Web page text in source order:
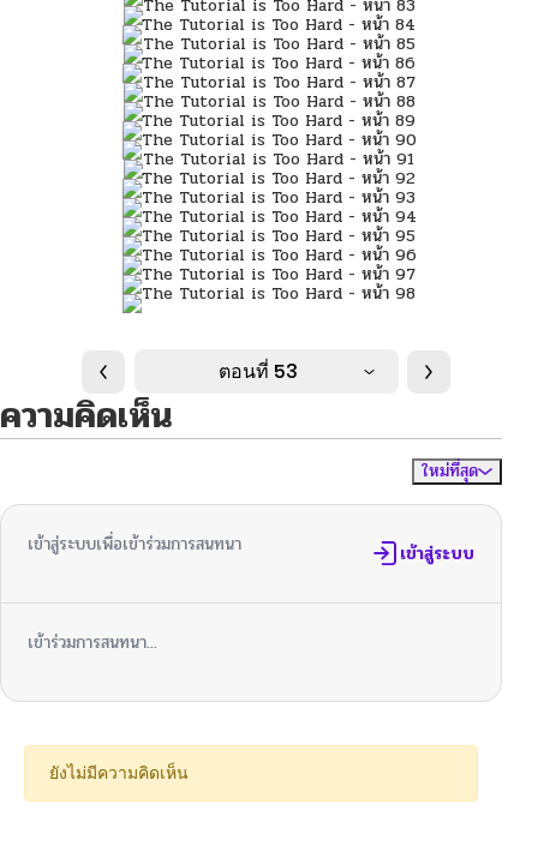
ตอนที่ 53
ความคิดเห็น
ใหม่ที่สุด
เข้าสู่ระบบเพื่อเข้าร่วมการสนทนา เข้าสู่ระบบ
เข้าร่วมการสนทนา...
ยังไม่มีความคิดเห็น